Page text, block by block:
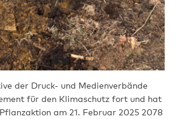
der Druck- und Medienverbände
für den Klimaschutz fort und hat
am 21. Februar 2025 2078